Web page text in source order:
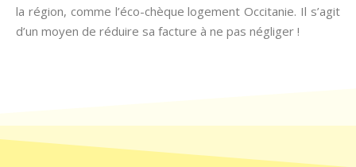
la région, comme l’éco-chèque logement Occitanie. Il s’agit
d’un moyen de réduire sa facture à ne pas négliger !